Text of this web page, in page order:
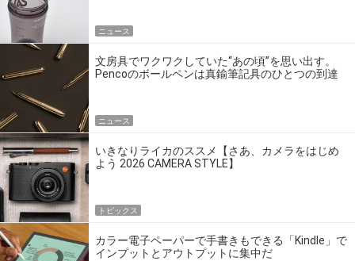
ニュース
文房具でワクワクしていた“あの頃”を思い出す。
Pencoのボールペンは真鍮筆記具のひとつの到達
ニュース
いきなりライカのススメ【さあ、カメラをはじめ
よう 2026 CAMERA STYLE】
トピックス
カラー電子ペーパーで手書きもできる「Kindle」で
インプットとアウトプットに集中だ